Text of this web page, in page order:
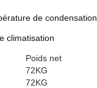
de
climatisation
Poids net
72KG
72KG